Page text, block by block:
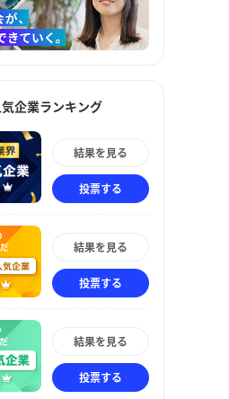
企業ランキング
結果を見る
投票する
結果を見る
投票する
結果を見る
投票する